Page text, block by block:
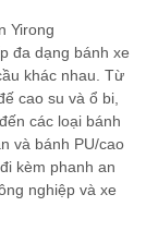
Yirong
đa dạng bánh xe
khác nhau. Từ
cao su và ổ bi,
các loại bánh
và bánh PU/cao
kèm phanh an
nghiệp và xe